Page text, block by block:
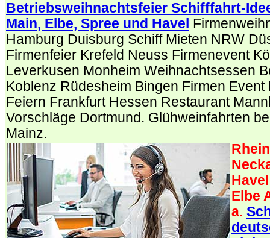
Betriebsweihnachtsfeier Schifffahrt-
Main, Elbe, Spree und Havel
Hamburg Duisburg Schiff Mieten NRW
Firmenfeier Krefeld Neuss Firmenevent
Leverkusen Monheim Weihnachtsessen
Koblenz Rüdesheim Bingen Firmen
Feiern Frankfurt Hessen Restaurant
Vorschläge Dortmund. Glühweinfahrten
Mainz.
Elbe
a.